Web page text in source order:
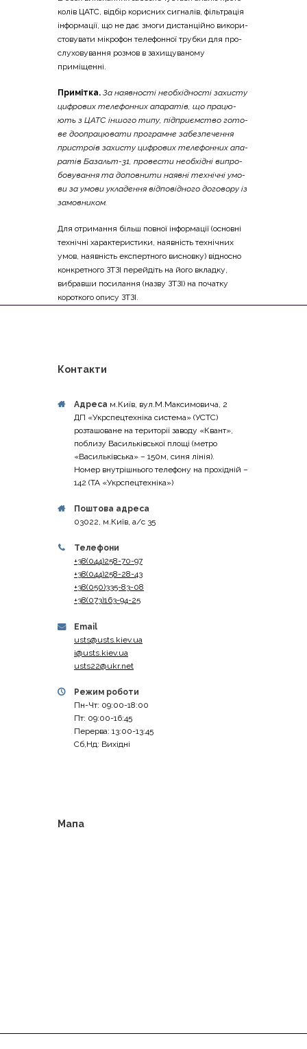
ко­лів ЦАТС, від­бір кори­сних сигна­лів, філь­тра­ція
інфор­ма­ції, що не дає змо­ги дистан­цій­но вико­ри­
сто­ву­ва­ти мікро­фон теле­фон­ної труб­ки для про­
слу­хо­ву­ва­н­ня роз­мов в захи­щу­ва­но­му
приміщенні.
При­мі­тка. За наяв­но­сті необ­хі­дно­сті захи­сту
цифро­вих теле­фон­них апа­ра­тів, що пра­цю­
ють з ЦАТС іншо­го типу, під­при­єм­ство гото­
ве доо­пра­цю­ва­ти про­грам­не забез­пе­че­н­ня
при­стро­їв захи­сту цифро­вих теле­фон­них апа­
ра­тів Базальт-31, про­ве­сти необ­хі­дні випро­
бо­ву­ва­н­ня та допов­ни­ти наяв­ні техні­чні умо­
ви за умо­ви укла­де­н­ня від­по­від­но­го дого­во­ру із
замовником.
Для отри­ма­н­ня більш пов­ної інфор­ма­ції (основ­ні
техні­чні хара­кте­ри­сти­ки, наяв­ність техні­чних
умов, наяв­ність екс­пер­тно­го виснов­ку) від­но­сно
кон­кре­тно­го ЗТЗІ пере­йдіть на його вклад­ку,
вибрав­ши поси­ла­н­ня (назву ЗТЗІ) на поча­тку
коро­тко­го опи­су ЗТЗІ.
Контакти
Адреса м.Київ, вул.М.Максимовича, 2
ДП «Укрспецтехніка система» (УСТС)
розташоване на території заводу «Квант»,
поблизу Васильківської площі (метро
«Васильківська» – 150м, синя лінія).
Номер внутрішнього телефону на прохідній –
142 (ТА «Укрспецтехніка»)
Поштова адреса
03022, м.Київ, а/с 35
Телефони
+38(044)258-70-97
+38(044)258-28-43
+38(050)335-83-08
+38(073)163-94-25
Email
usts@usts.kiev.ua
i@usts.kiev.ua
usts22@ukr.net
Режим роботи
Пн-Чт: 09:00-18:00
Пт: 09:00-16:45
Перерва: 13:00-13:45
Сб,Нд: Вихідні
Мапа